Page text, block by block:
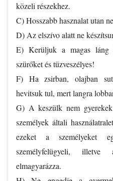
közeli részekhez.
C) Hosszabb hasznalat utan
D) Az elszívo alatt ne
E) Kerüljuk a magas láng
szürőket és tüzveszélyes!
F) Ha zsirban, olajban
hevitsuk tul, mert langra
G) A keszülk nem
személyek általi
ezeket a személyeket
személyfelügyeli, illetve
elmagyarázza.